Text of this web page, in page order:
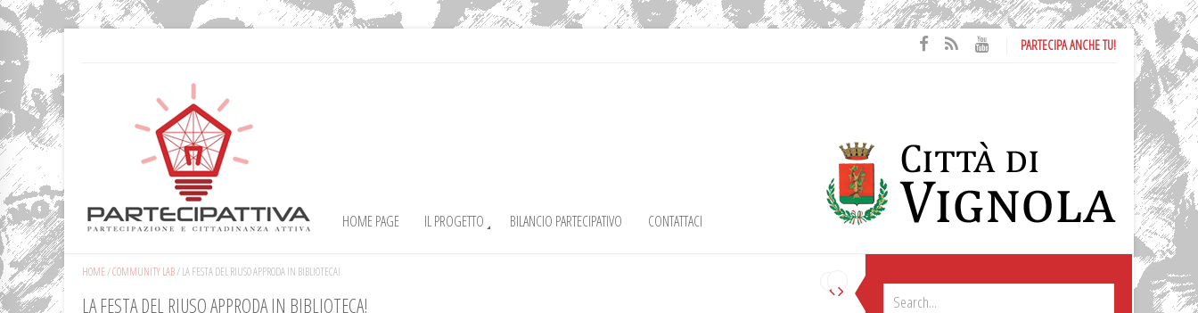
PARTECIPA ANCHE TU!
HOME PAGE IL PROGETTO BILANCIO PARTECIPATIVO CONTATTACI
HOME/COMMUNITY LAB/LA FESTA DEL RIUSO APPRODA IN BIBLIOTECA!
LA FESTA DEL RIUSO APPRODA IN BIBLIOTECA!